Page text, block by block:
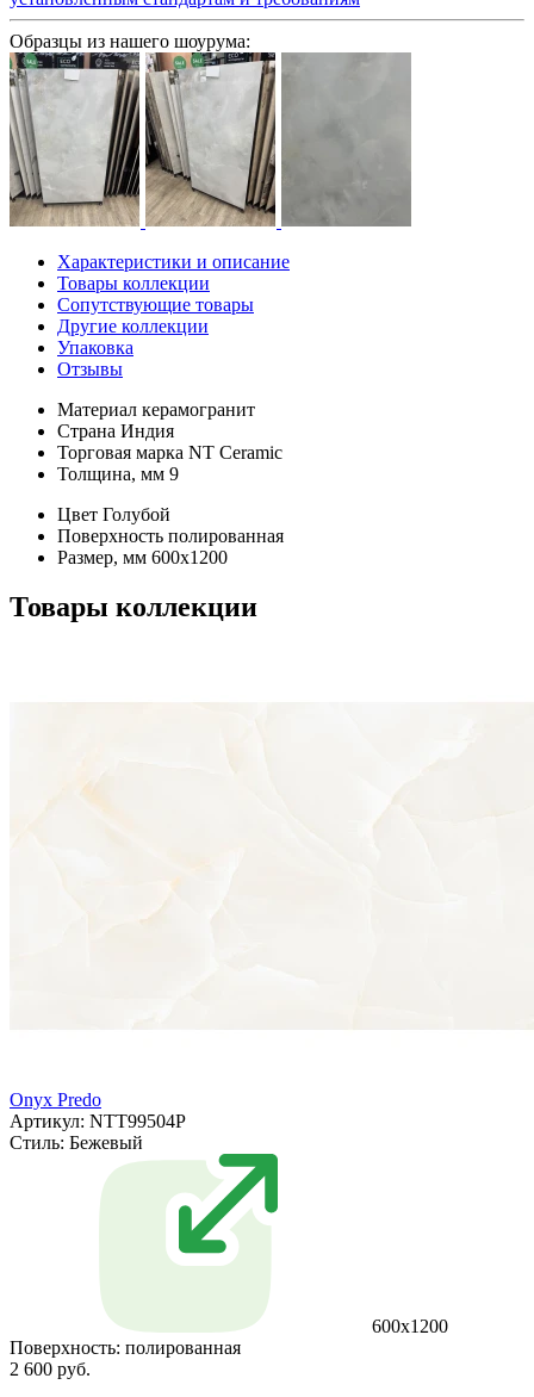
Образцы из нашего шоурума:
Характеристики и описание
Товары коллекции
Сопутствующие товары
Другие коллекции
Упаковка
Отзывы
Материал керамогранит
Страна Индия
Торговая марка NT Ceramic
Толщина, мм 9
Цвет Голубой
Поверхность полированная
Размер, мм 600x1200
Товары коллекции
Onyx Predo
Артикул: NTT99504P
Стиль: Бежевый
600x1200
Поверхность: полированная
2 600 руб.